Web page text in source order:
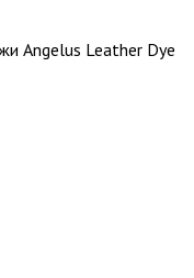
Angelus Leather Dye